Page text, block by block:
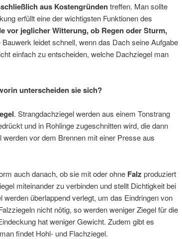
aus Kostengründentreffen. Man sollte
erfüllt eine der wichtigsten Funktionen des
vor jeglicher Witterung, ob Regen oder Sturm,
leidet schnell, wenn das Dach seine Aufgabe
einfach zu entscheiden, welche Dachziegel man
unterscheiden sie sich?
. Strangdachziegel werden aus einem Tonstrang
und in Rohlinge zugeschnitten wird, die dann
vor dem Brennen mit einer Presse aus
auch danach, ob sie mit oder ohne Falz produziert
miteinander zu verbinden und stellt Dichtigkeit bei
werden überlappend verlegt, um das Eindringen von
nicht nötig, so werden weniger Ziegel für die
hat weniger Gewicht. Zudem gibt es
findet Hohl- und Flachziegel.